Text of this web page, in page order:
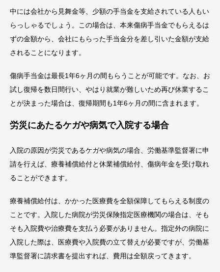
中には会社から見舞金等、少額の手当金を支給されている人もい
らっしゃるでしょう。この場合は、本来傷病手当金でもらえるは
ずの金額から、会社にもらった手当金分を差し引いた金額が支給
されることになります。
傷病手当金は最長1年6ヶ月の間もらうことが可能です。なお、お
試し復帰を数日間行い、やはり就業が難しいため再び休業するこ
とが決まった場合は、復帰期間も1年6ヶ月の間に含まれます。
労災にあたるケガや病気で入院する場合
入院の原因が労災であるケガや病気の場合、労働基準監督署に申
請を行えば、療養補償給付と休業補償給付、傷病年金を受け取れ
ることができます。
療養補償給付は、かかった医療費を全額保障してもらえる制度の
ことです。入院した病院が労災保険指定医療機関の場合は、そも
そも入院費や治療費を支払う必要がありません。指定外の病院に
入院した際は、医療費や入院費の立て替えが必要ですが、労働基
準監督署に請求書を提出すれば、費用は全額戻ってきます。